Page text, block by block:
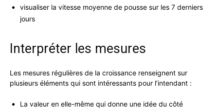
visualiser la vitesse moyenne de pousse sur les 7 derniers
jours
Interpréter les mesures
Les mesures régulières de la croissance renseignent sur
plusieurs éléments qui sont intéressants pour l’intendant :
La valeur en elle-même qui donne une idée du côté